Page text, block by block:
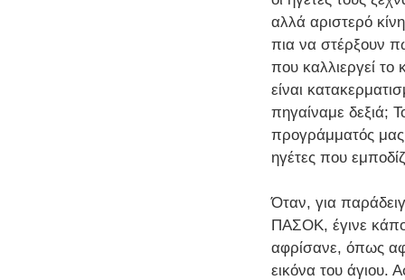
αλλά αριστερό
πια να στέρξουν
που καλλιεργεί
είναι
πηγαίναμε δεξιά;
προγράμματός μας
ηγέτες που
Όταν, για
ΠΑΣΟΚ, έγινε
αφρίσανε, όπως
εικόνα του άγιου.